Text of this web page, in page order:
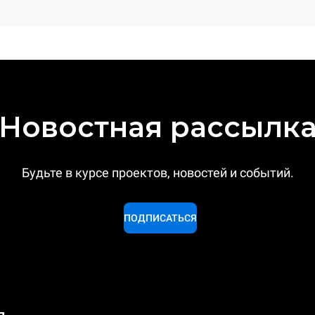
Новостная
Будьте в курсе проектов, новостей и событий.
ПОДПИСАТЬСЯ